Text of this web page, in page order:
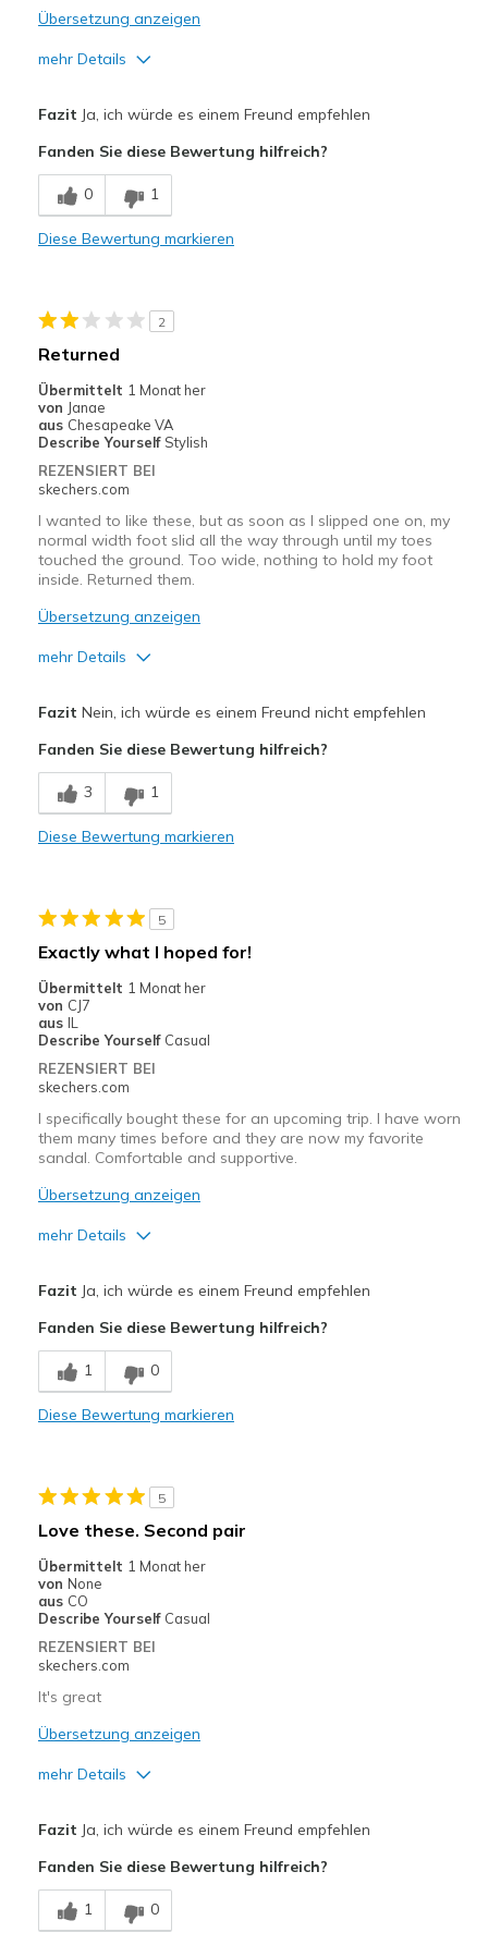
Übersetzung anzeigen
mehr Details
Breathe Well
Comfortable
Nachteile
Geeignete Verwendung
Sizing
Feels true to size
View On Shoes
I'm Into Shoes
Fazit Ja, ich würde es einem Freund empfehlen
Fanden Sie diese Bewertung hilfreich?
0 1
Diese Bewertung markieren
2
Returned
Übermittelt 1 Monat her
von Janae
aus Chesapeake VA
Describe Yourself Stylish
REZENSIERT BEI
skechers.com
I wanted to like these, but as soon as I slipped one on, my
normal width foot slid all the way through until my toes
touched the ground. Too wide, nothing to hold my foot
inside. Returned them.
Übersetzung anzeigen
mehr Details
Breathe Well
Durable
Too wide, feet slipped through
Geeignete Verwendung
Casual Wear
Travel
Width
Feels too wide
Sizing
Feels true to size
View On Shoes
I'm Into Shoes
Fazit Nein, ich würde es einem Freund nicht empfehlen
Fanden Sie diese Bewertung hilfreich?
3 1
Diese Bewertung markieren
5
Exactly what I hoped for!
Übermittelt 1 Monat her
von CJ7
aus IL
Describe Yourself Casual
REZENSIERT BEI
skechers.com
I specifically bought these for an upcoming trip. I have worn
them many times before and they are now my favorite
sandal. Comfortable and supportive.
Übersetzung anzeigen
mehr Details
Comfortable
Stylish
Going Out
Width
Sizing
Feels true to size
View On Shoes
Fazit Ja, ich würde es einem Freund empfehlen
Fanden Sie diese Bewertung hilfreich?
1 0
Diese Bewertung markieren
5
Love these. Second pair
Übermittelt 1 Monat her
von None
aus CO
Describe Yourself Casual
REZENSIERT BEI
skechers.com
It's great
Übersetzung anzeigen
mehr Details
Comfortable
Durable
Fazit Ja, ich würde es einem Freund empfehlen
Fanden Sie diese Bewertung hilfreich?
1 0